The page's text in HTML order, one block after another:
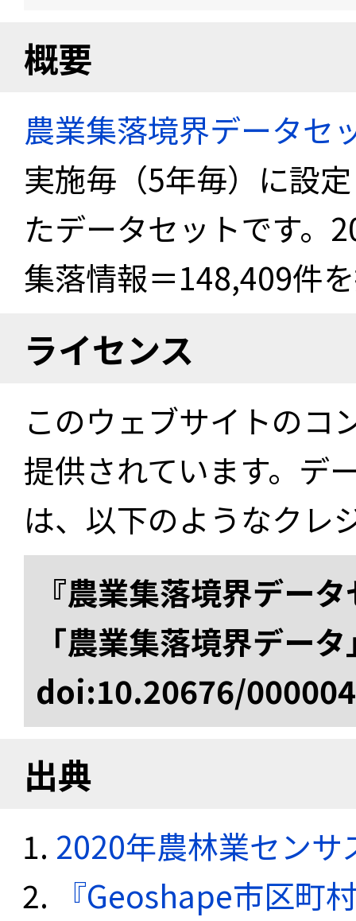
概要
農業集落境界データセ
実施毎（5年毎）に設
たデータセットです。
集落情報＝148,409件
ライセンス
このウェブサイトのコ
提供されています。デ
は、以下のようなクレ
『農業集落境界デー
「農業集落境界デー
doi:10.20676/
出典
2020年農林業セン
『Geoshape市区町